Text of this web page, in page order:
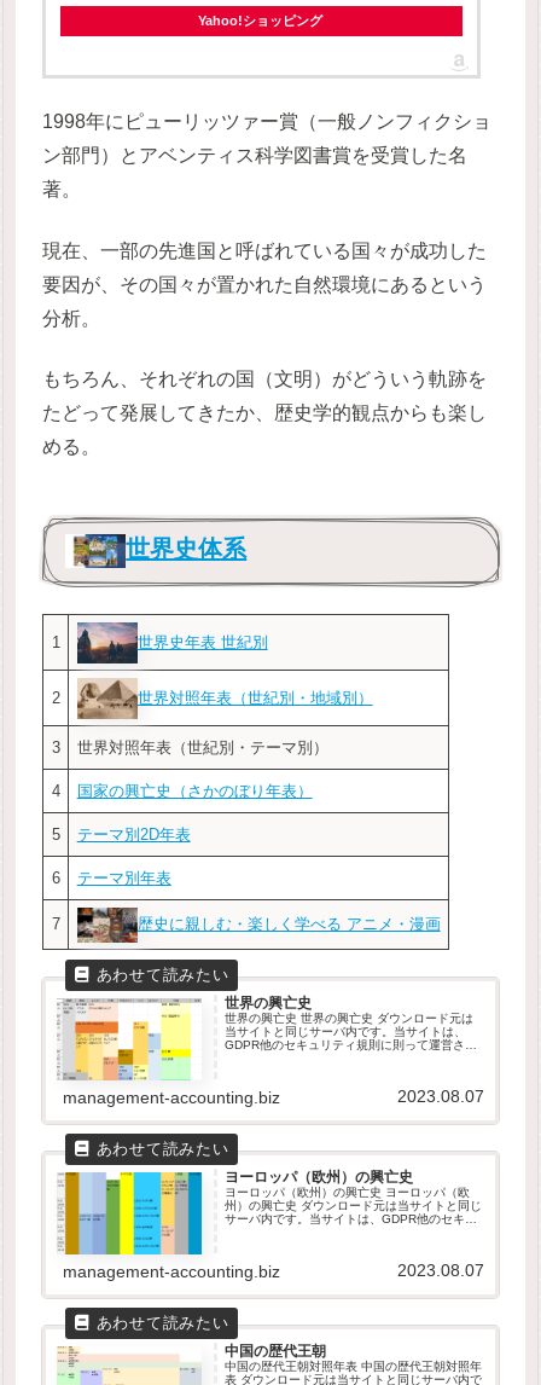
Yahoo!ショッピング
1998年にピューリッツァー賞（一般ノンフィクショ
ン部門）とアベンティス科学図書賞を受賞した名
著。
現在、一部の先進国と呼ばれている国々が成功した
要因が、その国々が置かれた自然環境にあるという
分析。
もちろん、それぞれの国（文明）がどういう軌跡を
たどって発展してきたか、歴史学的観点からも楽し
める。
世界史体系
1 世界史年表 世紀別
2 世界対照年表（世紀別・地域別）
3 世界対照年表（世紀別・テーマ別）
4 国家の興亡史（さかのぼり年表）
5 テーマ別2D年表
6 テーマ別年表
7 歴史に親しむ・楽しく学べる アニメ・漫画
世界の興亡史
世界の興亡史 世界の興亡史 ダウンロード元は
当サイトと同じサーバ内です。当サイトは、
GDPR他のセキュリティ規則に則って運営され
management-accounting.biz 2023.08.07
ヨーロッパ（欧州）の興亡史
ヨーロッパ（欧州）の興亡史 ヨーロッパ（欧
州）の興亡史 ダウンロード元は当サイトと同じ
サーバ内です。当サイトは、GDPR他のセキュ
management-accounting.biz 2023.08.07
中国の歴代王朝
中国の歴代王朝対照年表 中国の歴代王朝対照年
表 ダウンロード元は当サイトと同じサーバ内で